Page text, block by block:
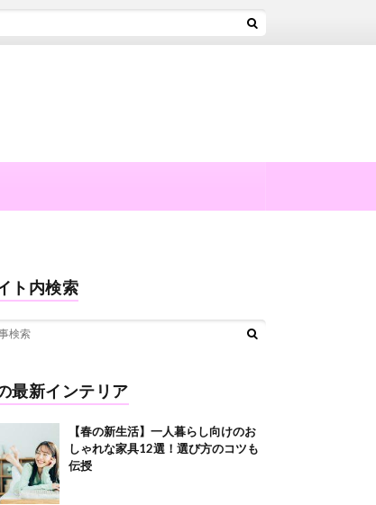
ト内検索
最新インテリア
【春の新生活】一人暮らし向けのお
しゃれな家具12選！選び方のコツも
伝授